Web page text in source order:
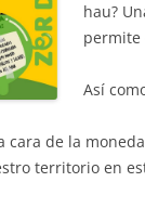
hau?
permite
Así
cara de la
territorio en